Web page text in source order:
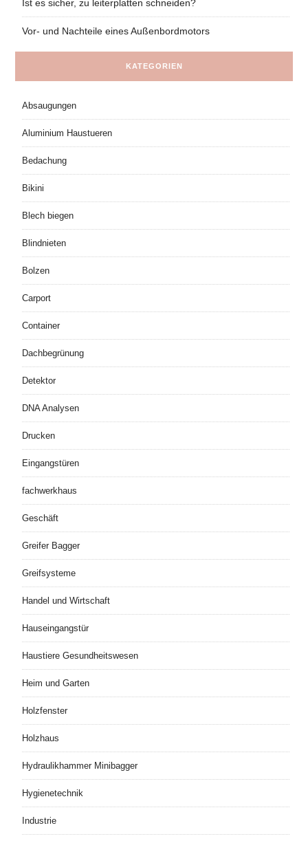
Ist es sicher, zu leiterplatten schneiden?
Vor- und Nachteile eines Außenbordmotors
KATEGORIEN
Absaugungen
Aluminium Haustueren
Bedachung
Bikini
Blech biegen
Blindnieten
Bolzen
Carport
Container
Dachbegrünung
Detektor
DNA Analysen
Drucken
Eingangstüren
fachwerkhaus
Geschäft
Greifer Bagger
Greifsysteme
Handel und Wirtschaft
Hauseingangstür
Haustiere Gesundheitswesen
Heim und Garten
Holzfenster
Holzhaus
Hydraulikhammer Minibagger
Hygienetechnik
Industrie